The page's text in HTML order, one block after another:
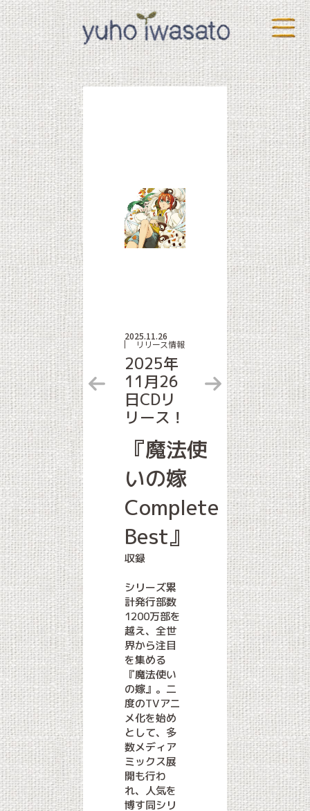
2025.11.26
リリース情報
2025年
11月26
日CDリ
リース！
『魔法使
いの嫁
Complete
Best』
収録
シリーズ累
計発行部数
1200万部を
越え、全世
界から注目
を集める
『魔法使い
の嫁』。二
度のTVアニ
メ化を始め
として、多
数メディア
ミックス展
開も行わ
れ、人気を
博す同シリ